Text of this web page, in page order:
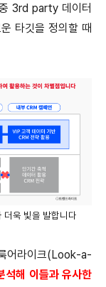
3rd party 데이터
타깃을 정의할 때
더욱 빛을 발합니다
어라이크(Look-a-
석해 이들과 유사한